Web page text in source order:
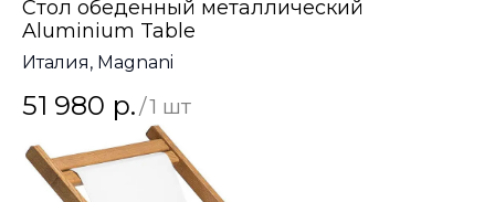
Стол обеденный металлический
Aluminium Table
Италия, Magnani
51 980 р./1 шт